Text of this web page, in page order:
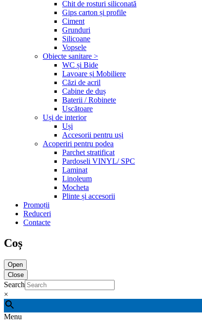
Chit de rosturi siliconată
Gips carton și profile
Ciment
Grunduri
Silicoane
Vopsele
Obiecte sanitare >
WC și Bide
Lavoare și Mobiliere
Căzi de acril
Cabine de duș
Baterii / Robinete
Uscătoare
Uși de interior
Uși
Accesorii pentru uși
Acoperiri pentru podea
Parchet stratificat
Pardoseli VINYL/ SPC
Laminat
Linoleum
Mocheta
Plinte și accesorii
Promoții
Reduceri
Contacte
Coș
Open
Close
Search
×
Menu